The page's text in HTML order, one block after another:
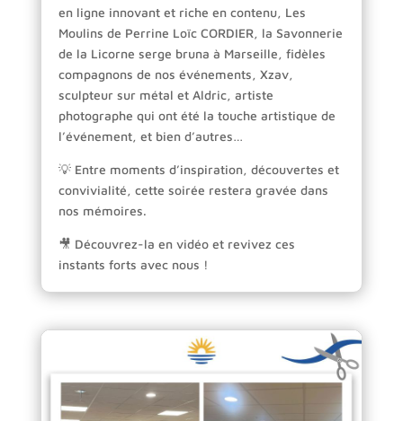
en ligne innovant et riche en contenu, Les
Moulins de Perrine Loïc CORDIER, la Savonnerie
de la Licorne serge bruna à Marseille, fidèles
compagnons de nos événements, Xzav,
sculpteur sur métal et Aldric, artiste
photographe qui ont été la touche artistique de
l’événement, et bien d’autres…
💡 Entre moments d’inspiration, découvertes et
convivialité, cette soirée restera gravée dans
nos mémoires.
🎥 Découvrez-la en vidéo et revivez ces
instants forts avec nous !